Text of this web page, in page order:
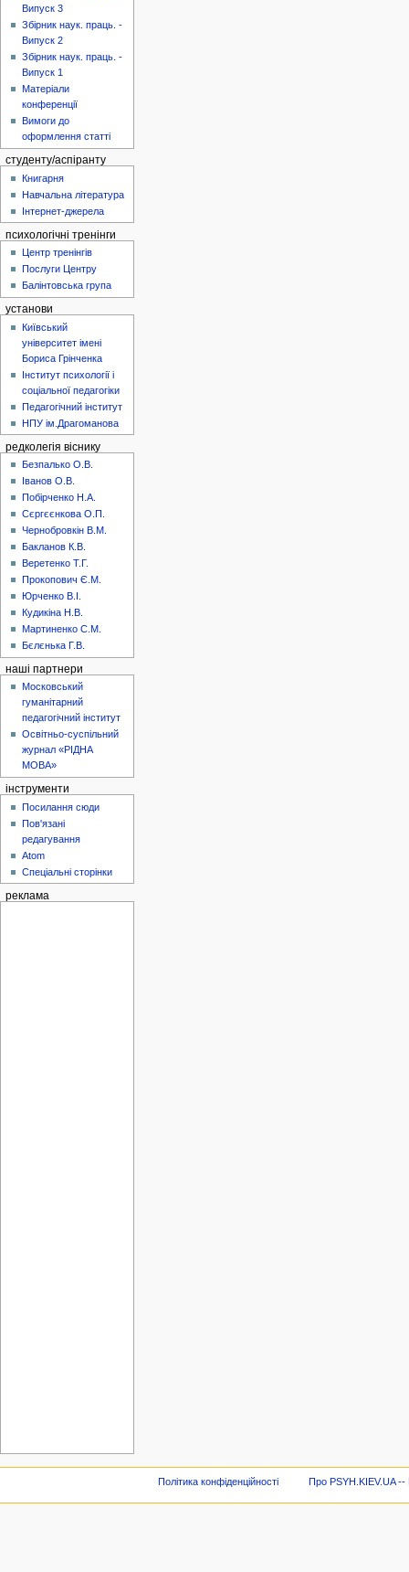
Випуск 3
Збірник наук. праць. -
Випуск 2
Збірник наук. праць. -
Випуск 1
Матеріали
конференції
Вимоги до
оформлення статті
студенту/аспіранту
Книгарня
Навчальна література
Інтернет-джерела
психологічні тренінги
Центр тренінгів
Послуги Центру
Балінтовська група
установи
Київський
університет імені
Бориса Грінченка
Інститут психології і
соціальної педагогіки
Педагогічний інститут
НПУ ім.Драгоманова
редколегія віснику
Безпалько О.В.
Іванов О.В.
Побірченко Н.А.
Сєргєєнкова О.П.
Чернобровкін В.М.
Бакланов К.В.
Веретенко Т.Г.
Прокопович Є.М.
Юрченко В.І.
Кудикіна Н.В.
Мартиненко С.М.
Бєлєнька Г.В.
наші партнери
Московський
гуманітарний
педагогічний інститут
Освітньо-суспільний
журнал «РІДНА
МОВА»
інструменти
Посилання сюди
Пов'язані
редагування
Atom
Спеціальні сторінки
реклама
Політика конфіденційності Про PSYH.KIEV.UA --